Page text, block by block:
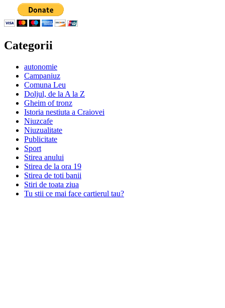
Categorii
autonomie
Campaniuz
Comuna Leu
Doljul, de la A la Z
Gheim of tronz
Istoria nestiuta a Craiovei
Niuzcafe
Niuzualitate
Publicitate
Sport
Stirea anului
Stirea de la ora 19
Stirea de toti banii
Stiri de toata ziua
Tu stii ce mai face cartierul tau?